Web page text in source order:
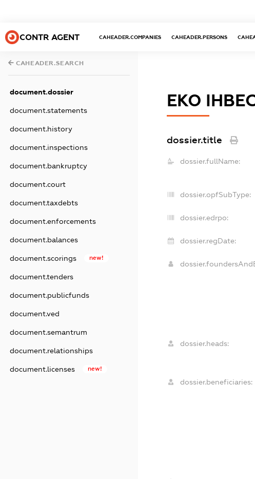
CONTR AGENT CAHEADER.COMPANIES CAHEADER.PERSONS
CAHEADER.SEARCH
document.dossier
document.statements
document.history
document.inspections
document.bankruptcy
document.court
document.taxdebts
document.enforcements
document.balances
document.scorings new!
document.tenders
document.publicfunds
document.ved
document.semantrum
document.relationships
document.licenses new!
ЕКО
dossier.title
dossier.fullName:
dossier.opfSubType:
dossier.edrpo:
dossier.regDate:
dossier.heads:
dossier.beneficiaries: